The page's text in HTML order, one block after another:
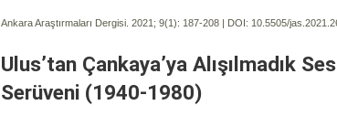
Ankara Araştırmaları Dergisi. 2021; 9(1): 187-208 | DOI: 10.5505/
Ulus’tan Çankaya’ya Alışılmadık
Serüveni (1940-1980)